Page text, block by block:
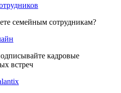
семейным сотрудникам?
кадровые
встреч